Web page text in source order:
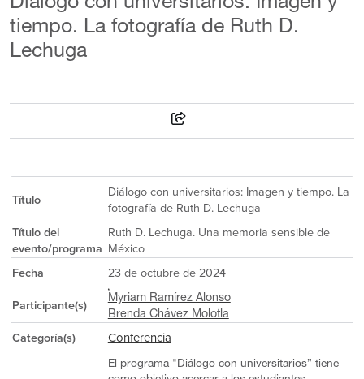
tiempo. La fotografía de Ruth D.
Lechuga
Título
Diálogo con universitarios: Imagen y tiempo. La
fotografía de Ruth D. Lechuga
Título del
evento/programa
Ruth D. Lechuga. Una memoria sensible de
México
Fecha
23 de octubre de 2024
Participante(s)
Myriam Ramírez Alonso
Brenda Chávez Molotla
Categoría(s) Conferencia
El programa "Diálogo con universitarios” tiene